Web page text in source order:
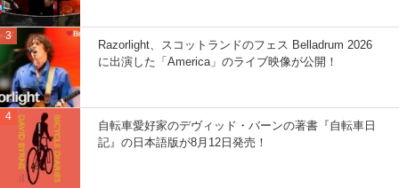
Razorlight、スコットランドのフェス Belladrum 2026
に出演した「America」のライブ映像が公開！
自転車愛好家のデヴィッド・バーンの著書『自転車日
記』の日本語版が8月12日発売！